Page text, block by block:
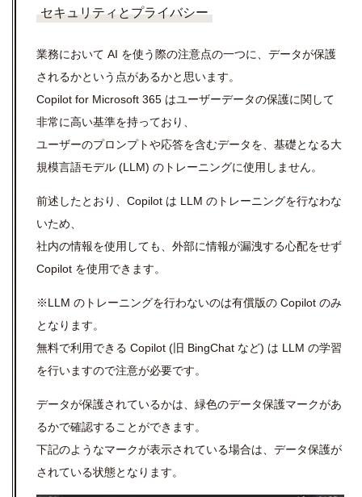
セキュリティとプライバシー
業務において AI を使う際の注意点の一つに、データが保護
されるかという点があるかと思います。
Copilot for Microsoft 365 はユーザーデータの保護に関して
非常に高い基準を持っており、
ユーザーのプロンプトや応答を含むデータを、基礎となる大
規模言語モデル (LLM) のトレーニングに使用しません。
前述したとおり、Copilot は LLM のトレーニングを行なわな
いため、
社内の情報を使用しても、外部に情報が漏洩する心配をせず
Copilot を使用できます。
※LLM のトレーニングを行わないのは有償版の Copilot のみ
となります。
無料で利用できる Copilot (旧 BingChat など) は LLM の学習
を行いますので注意が必要です。
データが保護されているかは、緑色のデータ保護マークがあ
るかで確認することができます。
下記のようなマークが表示されている場合は、データ保護が
されている状態となります。